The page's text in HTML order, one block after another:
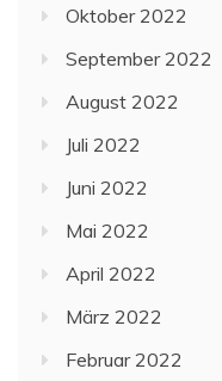
Oktober 2022
September 2022
August 2022
Juli 2022
Juni 2022
Mai 2022
April 2022
März 2022
Februar 2022